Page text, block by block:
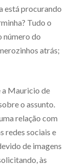
está procurando
Tudo o
número do
atrás;
a Mauricio de
o assunto.
relação com
redes sociais e
de imagens
às